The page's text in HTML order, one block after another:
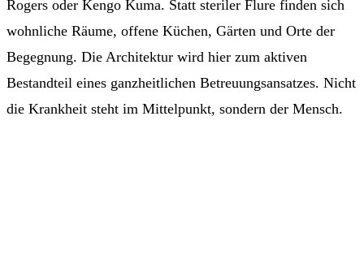
Rogers oder Kengo Kuma. Statt steriler Flure finden sich
wohnliche Räume, offene Küchen, Gärten und Orte der
Begegnung. Die Architektur wird hier zum aktiven
Bestandteil eines ganzheitlichen Betreuungsansatzes. Nicht
die Krankheit steht im Mittelpunkt, sondern der Mensch.